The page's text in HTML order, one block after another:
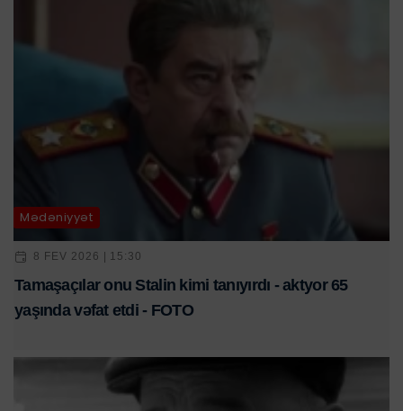
Mədəniyyət
8 FEV 2026 | 15:30
Tamaşaçılar onu Stalin kimi tanıyırdı - aktyor 65
yaşında vəfat etdi - FOTO